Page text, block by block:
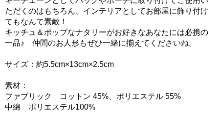
ただくのはもちろん、インテリアとしてお部屋に飾り付け
てもなんて素敵！
キッチュ＆ポップなナタリーがお好きなあなたには必携の
一品♪ 仲間のお人形もぜひ一緒に揃えてくださいね。
サイズ：約5.5cm×13cm×2.5cm
素材：
ファブリック コットン 45%、ポリエステル 55%
中綿 ポリエステル100%